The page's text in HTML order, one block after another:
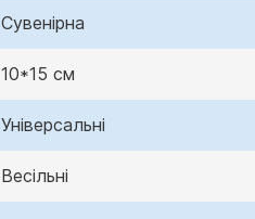
Сувенірна
10*15 см
Універсальні
Весільні